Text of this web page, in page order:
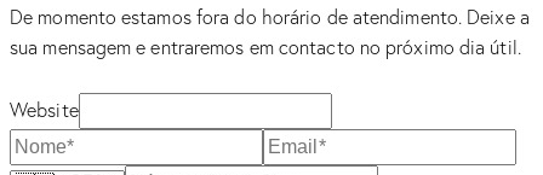
De momento estamos fora do horário de atendimento. Deixe a
sua mensagem e entraremos em contacto no próximo dia útil.
Website